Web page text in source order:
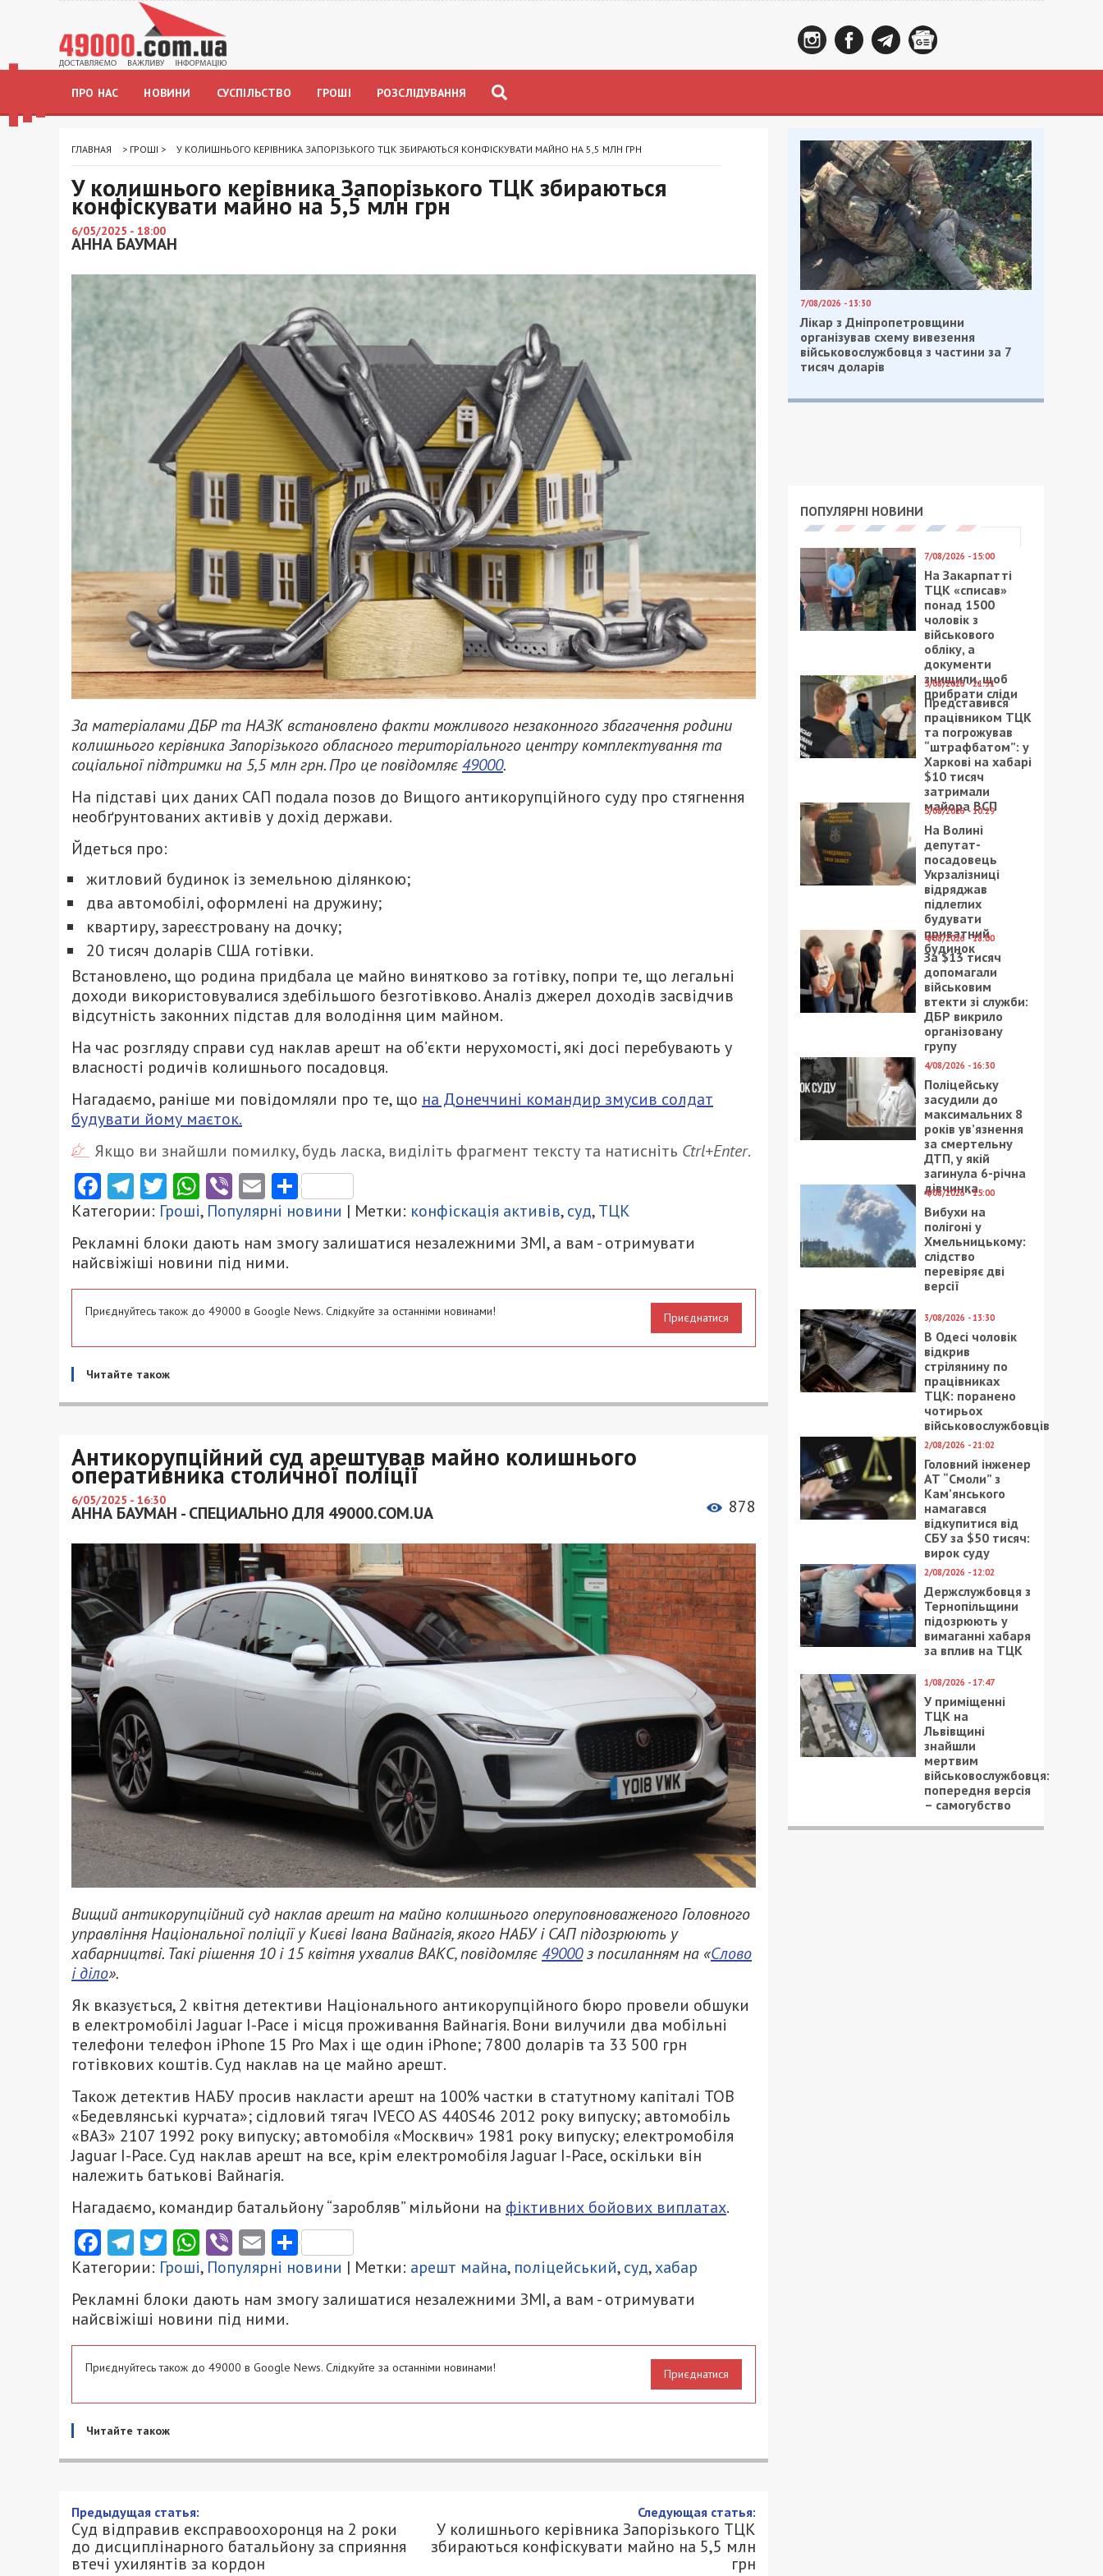
ПРО НАС НОВИНИ СУСПІЛЬСТВО ГРОШІ РОЗСЛІДУВАННЯ
ГЛАВНАЯ > ГРОШІ > У КОЛИШНЬОГО КЕРІВНИКА ЗАПОРІЗЬКОГО ТЦК ЗБИРАЮТЬСЯ КОНФІСКУВАТИ МАЙНО НА 5,5 МЛН ГРН
У колишнього керівника Запорізького ТЦК збираються
конфіскувати майно на 5,5 млн грн
6/05/2025 - 18:00
АННА БАУМАН
За матеріалами ДБР та НАЗК встановлено факти можливого незаконного збагачення родини
колишнього керівника Запорізького обласного територіального центру комплектування та
соціальної підтримки на 5,5 млн грн. Про це повідомляє49000.
На підставі цих даних САП подала позов до Вищого антикорупційного суду про стягнення
необґрунтованих активів у дохід держави.
Йдеться про:
житловий будинок із земельною ділянкою;
два автомобілі, оформлені на дружину;
квартиру, зареєстровану на дочку;
20 тисяч доларів США готівки.
Встановлено, що родина придбала це майно винятково за готівку, попри те, що легальні
доходи використовувалися здебільшого безготівково. Аналіз джерел доходів засвідчив
відсутність законних підстав для володіння цим майном.
На час розгляду справи суд наклав арешт на об’єкти нерухомості, які досі перебувають у
власності родичів колишнього посадовця.
Нагадаємо, раніше ми повідомляли про те, що на Донеччині командир змусив солдат
будувати йому маєток.
Якщо ви знайшли помилку, будь ласка, виділіть фрагмент тексту та натисніть Ctrl+Enter.
Facebook
Telegram
Twitter
WhatsApp
ViberEmailПоділитися
Категории: Гроші, Популярні новини | Метки: конфіскація активів,суд,ТЦК
Рекламні блоки дають нам змогу залишатися незалежними ЗМІ, а вам - отримувати
найсвіжіші новини під ними.
Приєднуйтесь також до 49000 в Google News. Слідкуйте за останніми новинами! Приєднатися
Читайте також
Антикорупційний суд арештував майно колишнього
оперативника столичної поліції
6/05/2025 - 16:30
АННА БАУМАН - СПЕЦИАЛЬНО ДЛЯ 49000.COM.UA 878
Вищий антикорупційний суд наклав арешт на майно колишнього оперуповноваженого Головного
управління Національної поліції у Києві Івана Вайнагія, якого НАБУ і САП підозрюють у
хабарництві. Такі рішення 10 і 15 квітня ухвалив ВАКС, повідомляє49000з посиланням на «Слово
і діло».
Як вказується, 2 квітня детективи Національного антикорупційного бюро провели обшуки
в електромобілі Jaguar I-Pace і місця проживання Вайнагія. Вони вилучили два мобільні
телефони телефон iPhone 15 Pro Max і ще один iPhone; 7800 доларів та 33 500 грн
готівкових коштів. Суд наклав на це майно арешт.
Також детектив НАБУ просив накласти арешт на 100% частки в статутному капіталі ТОВ
«Бедевлянські курчата»; сідловий тягач IVECO AS 440S46 2012 року випуску; автомобіль
«ВАЗ» 2107 1992 року випуску; автомобіля «Москвич» 1981 року випуску; електромобіля
Jaguar I-Pace. Суд наклав арешт на все, крім електромобіля Jaguar I-Pace, оскільки він
належить батькові Вайнагія.
Нагадаємо, командир батальйону “заробляв” мільйони на фіктивних бойових виплатах.
Facebook
Telegram
Twitter
WhatsApp
ViberEmailПоділитися
Категории: Гроші, Популярні новини | Метки: арешт майна, поліцейський,суд,хабар
Рекламні блоки дають нам змогу залишатися незалежними ЗМІ, а вам - отримувати
найсвіжіші новини під ними.
Приєднуйтесь також до 49000 в Google News. Слідкуйте за останніми новинами! Приєднатися
Читайте також
Суд відправив експравоохоронця на 2 роки до
дисциплінарного батальйону за сприяння втечі ухилянтів за
кордон
7/08/2026 - 13:30
Лікар з Дніпропетровщини
організував схему вивезення
військовослужбовця з частини за 7
тисяч доларів
ПОПУЛЯРНІ НОВИНИ
7/08/2026 - 15:00
На Закарпатті
ТЦК «списав»
понад 1500
чоловік з
військового
обліку, а
документи
знищили, щоб
прибрати сліди
5/08/2026 - 21:31
Представився
працівником ТЦК
та погрожував
“штрафбатом”: у
Харкові на хабарі
$10 тисяч
затримали
майора ВСП
5/08/2026 - 10:29
На Волині
депутат-
посадовець
Укрзалізниці
відряджав
підлеглих
будувати
приватний
будинок
4/08/2026 - 18:00
За $13 тисяч
допомагали
військовим
втекти зі служби:
ДБР викрило
організовану
групу
4/08/2026 - 16:30
Поліцейську
засудили до
максимальних 8
років ув’язнення
за смертельну
ДТП, у якій
загинула 6-річна
дівчинка
4/08/2026 - 15:00
Вибухи на
полігоні у
Хмельницькому:
слідство
перевіряє дві
версії
3/08/2026 - 13:30
В Одесі чоловік
відкрив
стрілянину по
працівниках
ТЦК: поранено
чотирьох
військовослужбовців
2/08/2026 - 21:02
Головний інженер
АТ “Смоли” з
Кам’янського
намагався
відкупитися від
СБУ за $50 тисяч:
вирок суду
2/08/2026 - 12:02
Держслужбовця з
Тернопільщини
підозрюють у
вимаганні хабаря
за вплив на ТЦК
1/08/2026 - 17:47
У приміщенні
ТЦК на
Львівщині
знайшли
мертвим
військовослужбовця:
попередня версія
– самогубство